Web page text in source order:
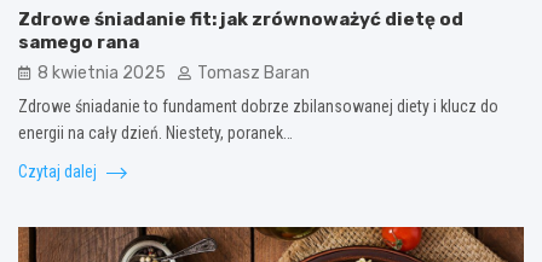
Zdrowe śniadanie fit: jak zrównoważyć dietę od
samego rana
8 kwietnia 2025 Tomasz Baran
Zdrowe śniadanie to fundament dobrze zbilansowanej diety i klucz do
energii na cały dzień. Niestety, poranek…
Czytaj dalej